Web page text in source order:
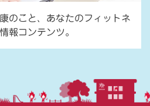
のこと、あなたのフィットネ
報コンテンツ。